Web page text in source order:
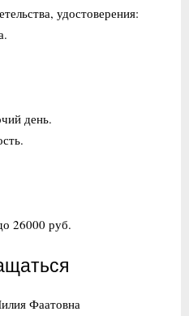
удостоверения:
день.
26000 руб.
Фаатовна